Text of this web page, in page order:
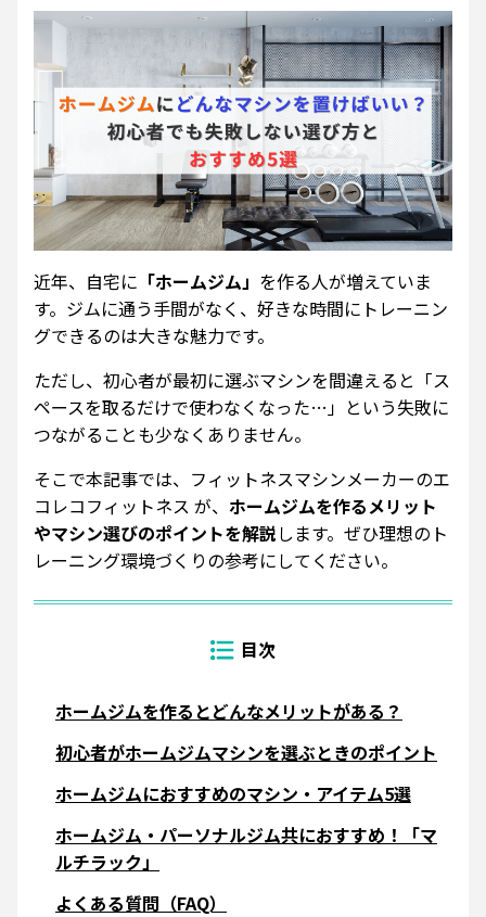
近年、自宅に 「ホームジム」 を作る人が増えていま
す。ジムに通う手間がなく、好きな時間にトレーニン
グできるのは大きな魅力です。
ただし、初心者が最初に選ぶマシンを間違えると「ス
ペースを取るだけで使わなくなった…」という失敗に
つながることも少なくありません。
そこで本記事では、フィットネスマシンメーカーのエ
コレコフィットネス が、 ホームジムを作るメリット
やマシン選びのポイントを解説します。ぜひ理想のト
レーニング環境づくりの参考にしてください。
ホームジムを作るとどんなメリットがある？
初心者がホームジムマシンを選ぶときのポイント
ホームジムにおすすめのマシン・アイテム5選
ホームジム・パーソナルジム共におすすめ！「マ
ルチラック」
よくある質問（FAQ）